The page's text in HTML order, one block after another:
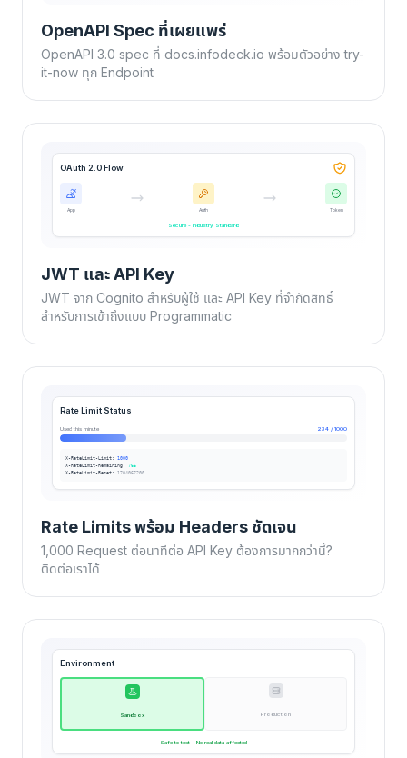
OpenAPI Spec ที่เผยแพร่
OpenAPI 3.0 spec ที่ docs.infodeck.io พร้อมตัวอย่าง try-
it-now ทุก Endpoint
OAuth 2.0 Flow
App Auth Token
Secure - Industry Standard
JWT และ API Key
JWT จาก Cognito สำหรับผู้ใช้ และ API Key ที่จำกัดสิทธิ์
สำหรับการเข้าถึงแบบ Programmatic
Rate Limit Status
Used this minute 234 / 1000
X-RateLimit-Limit: 1000
X-RateLimit-Remaining: 766
X-RateLimit-Reset: 1704067200
Rate Limits พร้อม Headers ชัดเจน
1,000 Request ต่อนาทีต่อ API Key ต้องการมากกว่านี้?
ติดต่อเราได้
Environment
Sandbox Production
Safe to test - No real data affected